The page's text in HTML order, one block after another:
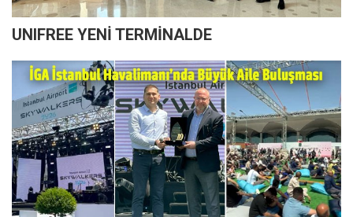
UNIFREE YENİ TERMİNALDE